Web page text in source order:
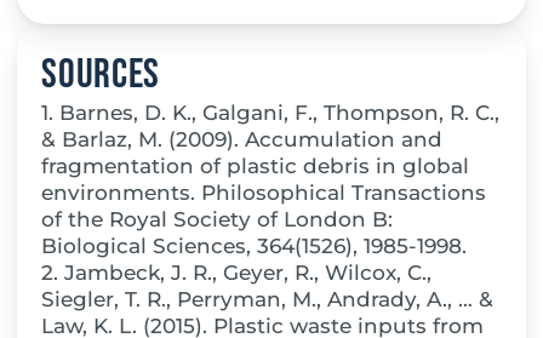
Sources
1. Barnes, D. K., Galgani, F., Thompson, R. C.,
& Barlaz, M. (2009). Accumulation and
fragmentation of plastic debris in global
environments. Philosophical Transactions
of the Royal Society of London B:
Biological Sciences, 364(1526), 1985-1998.
2. Jambeck, J. R., Geyer, R., Wilcox, C.,
Siegler, T. R., Perryman, M., Andrady, A., … &
Law, K. L. (2015). Plastic waste inputs from